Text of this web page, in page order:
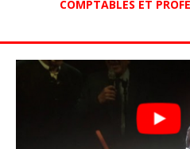
COMPTABLES ET